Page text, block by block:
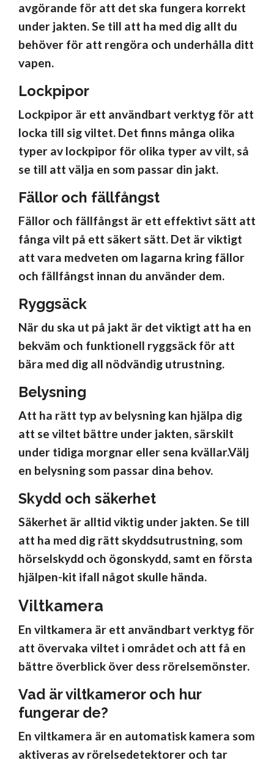
avgörande för att det ska fungera korrekt
under jakten. Se till att ha med dig allt du
behöver för att rengöra och underhålla ditt
vapen.
Lockpipor
Lockpipor är ett användbart verktyg för att
locka till sig viltet. Det finns många olika
typer av lockpipor för olika typer av vilt, så
se till att välja en som passar din jakt.
Fällor och fällfångst
Fällor och fällfångst är ett effektivt sätt att
fånga vilt på ett säkert sätt. Det är viktigt
att vara medveten om lagarna kring fällor
och fällfångst innan du använder dem.
Ryggsäck
När du ska ut på jakt är det viktigt att ha en
bekväm och funktionell ryggsäck för att
bära med dig all nödvändig utrustning.
Belysning
Att ha rätt typ av belysning kan hjälpa dig
att se viltet bättre under jakten, särskilt
under tidiga morgnar eller sena kvällar.Välj
en belysning som passar dina behov.
Skydd och säkerhet
Säkerhet är alltid viktig under jakten. Se till
att ha med dig rätt skyddsutrustning, som
hörselskydd och ögonskydd, samt en första
hjälpen-kit ifall något skulle hända.
Viltkamera
En viltkamera är ett användbart verktyg för
att övervaka viltet i området och att få en
bättre överblick över dess rörelsemönster.
Vad är viltkameror och hur
fungerar de?
En viltkamera är en automatisk kamera som
aktiveras av rörelsedetektorer och tar